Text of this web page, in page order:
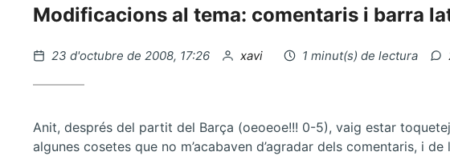
Modificacions al tema: comentaris i barra
Publicat
23 d'octubre de 2008, 17:26 per
xavi 1 minut(s) de lectura
Anit, després del partit del Barça (oeoeoe!!! 0-5), vaig estar
algunes cosetes que no m’acabaven d’agradar dels comentaris, i